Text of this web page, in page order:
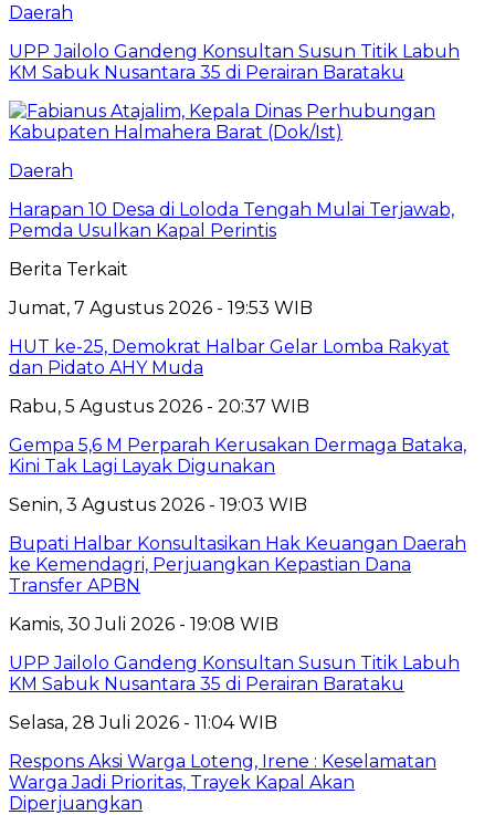
Daerah
UPP Jailolo Gandeng Konsultan Susun Titik Labuh
KM Sabuk Nusantara 35 di Perairan Barataku
Daerah
Harapan 10 Desa di Loloda Tengah Mulai Terjawab,
Pemda Usulkan Kapal Perintis
Berita Terkait
Jumat, 7 Agustus 2026 - 19:53 WIB
HUT ke-25, Demokrat Halbar Gelar Lomba Rakyat
dan Pidato AHY Muda
Rabu, 5 Agustus 2026 - 20:37 WIB
Gempa 5,6 M Perparah Kerusakan Dermaga Bataka,
Kini Tak Lagi Layak Digunakan
Senin, 3 Agustus 2026 - 19:03 WIB
Bupati Halbar Konsultasikan Hak Keuangan Daerah
ke Kemendagri, Perjuangkan Kepastian Dana
Transfer APBN
Kamis, 30 Juli 2026 - 19:08 WIB
UPP Jailolo Gandeng Konsultan Susun Titik Labuh
KM Sabuk Nusantara 35 di Perairan Barataku
Selasa, 28 Juli 2026 - 11:04 WIB
Respons Aksi Warga Loteng, Irene : Keselamatan
Warga Jadi Prioritas, Trayek Kapal Akan
Diperjuangkan